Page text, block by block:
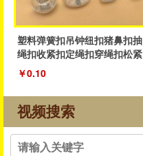
塑料弹簧扣吊钟纽扣猪鼻扣抽
绳扣收紧扣定绳扣穿绳扣松紧
抽绳扣子
￥0.10
视频搜索